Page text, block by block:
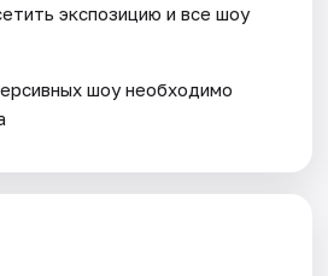
экспозицию и все шоу
шоу необходимо